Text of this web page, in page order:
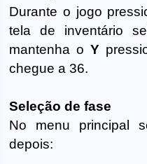
Durante o jogo
tela de inventário
mantenha oY
chegue a 36.
Seleção de fase
No menu principal
depois: